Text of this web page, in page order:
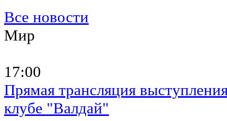
Все новости
Мир
17:00
Прямая трансляция
клубе "Валдай"